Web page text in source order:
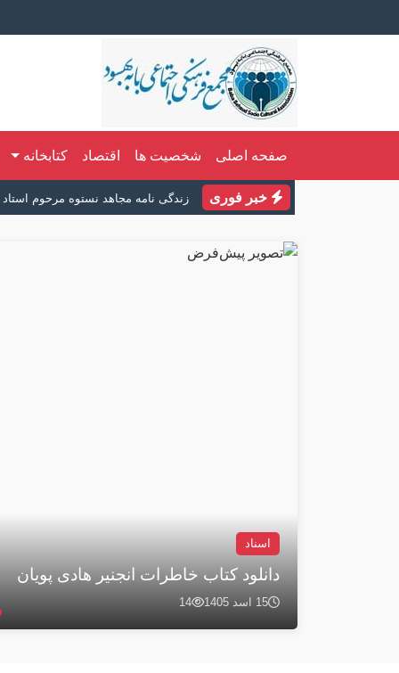
صفحه اصلی شخصیت ها اقتصاد کتابخانه
خبر فوری زندگی نامه مجاهد نستوه مرحوم
اسناد
زندگی نامه مجاهد نستوه مرحوم استاد
12 اسد 1405 24